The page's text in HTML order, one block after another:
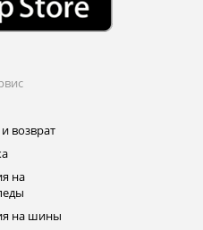
возврат
на
на шины